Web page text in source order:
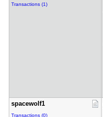
Transactions (1)
spacewolf1
Transactions (0)